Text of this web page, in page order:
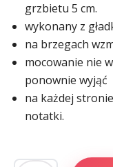
grzbietu 5 cm.
wykonany z
na brzegach
mocowanie nie
ponownie wyjąć
na każdej
notatki.